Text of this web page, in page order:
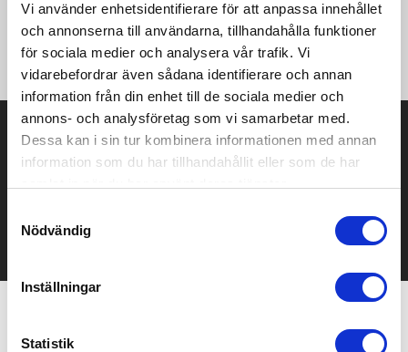
Vi använder enhetsidentifierare för att anpassa innehållet
och annonserna till användarna, tillhandahålla funktioner
för sociala medier och analysera vår trafik. Vi
vidarebefordrar även sådana identifierare och annan
information från din enhet till de sociala medier och
annons- och analysföretag som vi samarbetar med.
Dessa kan i sin tur kombinera informationen med annan
information som du har tillhandahållit eller som de har
Nödvändig
Inställningar
Statistik
g/m2 helt anpassningsbara sidor, som ger dig full frihet att
skräddarsy layouter, grafik eller meddelanden för alla projekt
eller kampanjer.
Prisuppgift på mailen?
Kontakta oss här för att få förslag på produkt och pris över
mailen.
Relaterade produkter